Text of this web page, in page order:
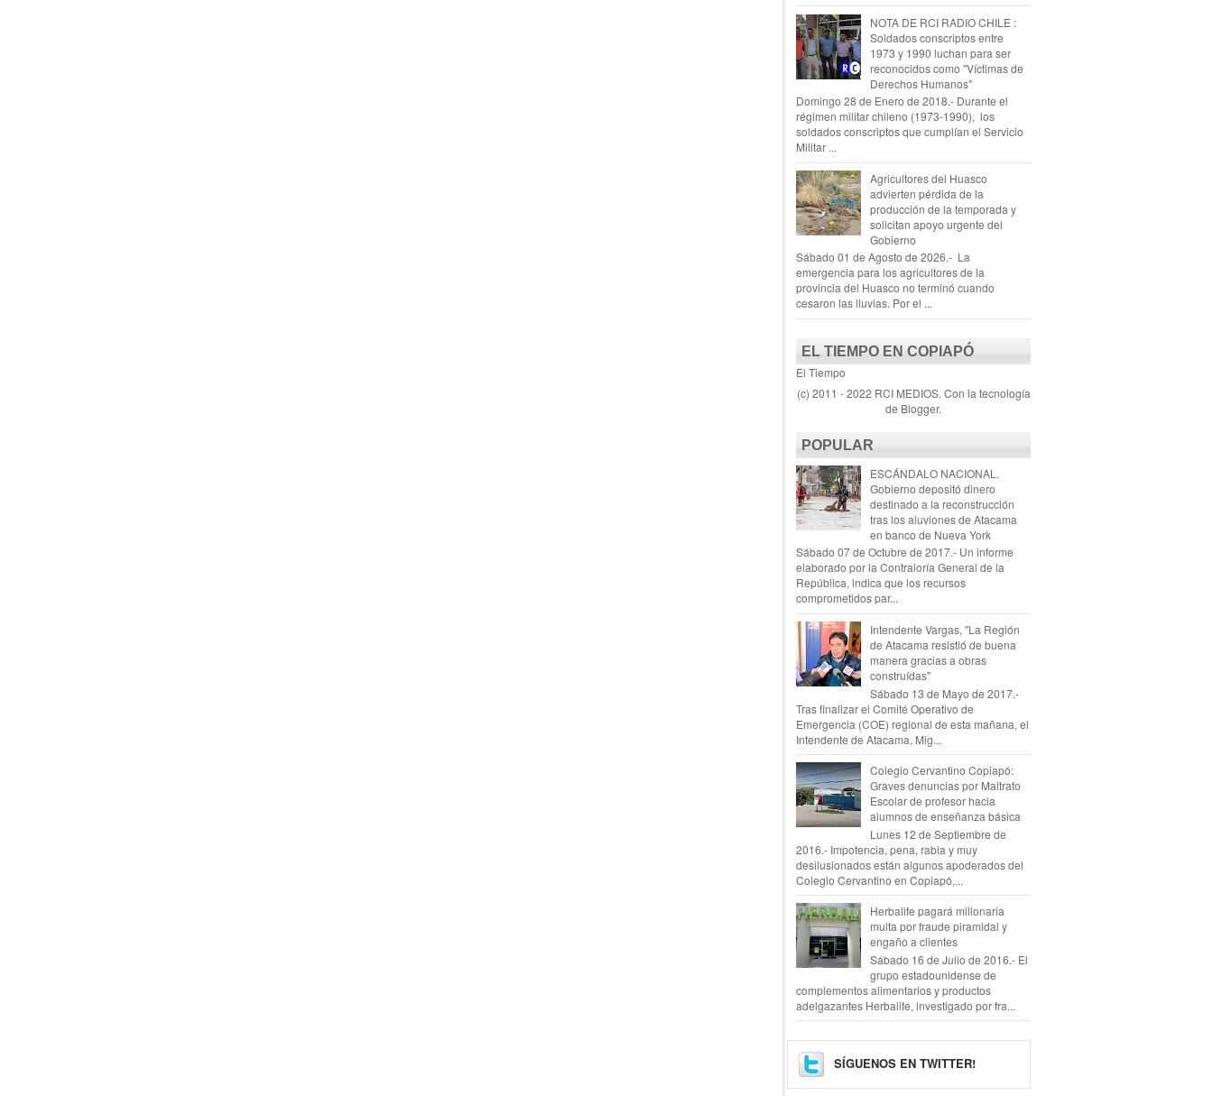
NOTA DE RCI RADIO CHILE :
Soldados conscriptos entre
1973 y 1990 luchan para ser
reconocidos como "Víctimas de
Derechos Humanos"
Domingo 28 de Enero de 2018.- Durante el
régimen militar chileno (1973-1990), los
soldados conscriptos que cumplían el Servicio
Militar ...
Agricultores del Huasco
advierten pérdida de la
producción de la temporada y
solicitan apoyo urgente del
Gobierno
Sábado 01 de Agosto de 2026.- La
emergencia para los agricultores de la
provincia del Huasco no terminó cuando
cesaron las lluvias. Por el ...
EL TIEMPO EN COPIAPÓ
El Tiempo
(c) 2011 - 2022 RCI MEDIOS. Con la tecnología
de Blogger.
POPULAR
ESCÁNDALO NACIONAL.
Gobierno depositó dinero
destinado a la reconstrucción
tras los aluviones de Atacama
en banco de Nueva York
Sábado 07 de Octubre de 2017.- Un informe
elaborado por la Contraloría General de la
República, indica que los recursos
comprometidos par...
Intendente Vargas, "La Región
de Atacama resistió de buena
manera gracias a obras
construídas"
Sábado 13 de Mayo de 2017.-
Tras finalizar el Comité Operativo de
Emergencia (COE) regional de esta mañana, el
Intendente de Atacama, Mig...
Colegio Cervantino Copiapó:
Graves denuncias por Maltrato
Escolar de profesor hacia
alumnos de enseñanza básica
Lunes 12 de Septiembre de
2016.- Impotencia, pena, rabia y muy
desilusionados están algunos apoderados del
Colegio Cervantino en Copiapó,...
Herbalife pagará millonaria
multa por fraude piramidal y
engaño a clientes
Sábado 16 de Julio de 2016.- El
grupo estadounidense de
complementos alimentarios y productos
adelgazantes Herbalife, investigado por fra...
SÍGUENOS EN TWITTER!